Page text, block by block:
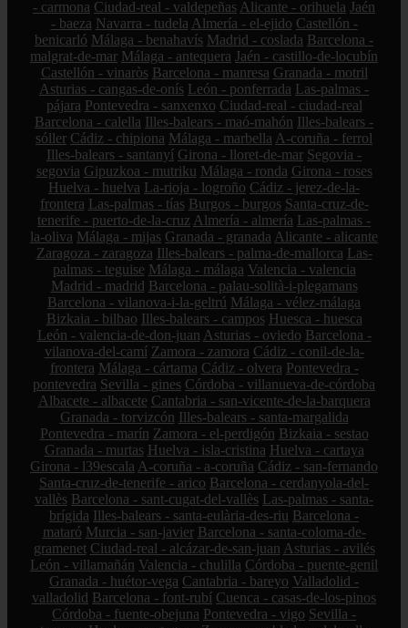
- carmona Ciudad-real - valdepeñas Alicante - orihuela Jaén
- baeza Navarra - tudela Almería - el-ejido Castellón -
benicarló Málaga - benahavís Madrid - coslada Barcelona -
malgrat-de-mar Málaga - antequera Jaén - castillo-de-locubín
Castellón - vinaròs Barcelona - manresa Granada - motril
Asturias - cangas-de-onís León - ponferrada Las-palmas -
pájara Pontevedra - sanxenxo Ciudad-real - ciudad-real
Barcelona - calella Illes-balears - maó-mahón Illes-balears -
sóller Cádiz - chipiona Málaga - marbella A-coruña - ferrol
Illes-balears - santanyí Girona - lloret-de-mar Segovia -
segovia Gipuzkoa - mutriku Málaga - ronda Girona - roses
Huelva - huelva La-rioja - logroño Cádiz - jerez-de-la-
frontera Las-palmas - tías Burgos - burgos Santa-cruz-de-
tenerife - puerto-de-la-cruz Almería - almería Las-palmas -
la-oliva Málaga - mijas Granada - granada Alicante - alicante
Zaragoza - zaragoza Illes-balears - palma-de-mallorca Las-
palmas - teguise Málaga - málaga Valencia - valencia
Madrid - madrid Barcelona - palau-solità-i-plegamans
Barcelona - vilanova-i-la-geltrú Málaga - vélez-málaga
Bizkaia - bilbao Illes-balears - campos Huesca - huesca
León - valencia-de-don-juan Asturias - oviedo Barcelona -
vilanova-del-camí Zamora - zamora Cádiz - conil-de-la-
frontera Málaga - cártama Cádiz - olvera Pontevedra -
pontevedra Sevilla - gines Córdoba - villanueva-de-córdoba
Albacete - albacete Cantabria - san-vicente-de-la-barquera
Granada - torvizcón Illes-balears - santa-margalida
Pontevedra - marín Zamora - el-perdigón Bizkaia - sestao
Granada - murtas Huelva - isla-cristina Huelva - cartaya
Girona - l39escala A-coruña - a-coruña Cádiz - san-fernando
Santa-cruz-de-tenerife - arico Barcelona - cerdanyola-del-
vallès Barcelona - sant-cugat-del-vallès Las-palmas - santa-
brígida Illes-balears - santa-eulària-des-riu Barcelona -
mataró Murcia - san-javier Barcelona - santa-coloma-de-
gramenet Ciudad-real - alcázar-de-san-juan Asturias - avilés
León - villamañán Valencia - chulilla Córdoba - puente-genil
Granada - huétor-vega Cantabria - bareyo Valladolid -
valladolid Barcelona - font-rubí Cuenca - casas-de-los-pinos
Córdoba - fuente-obejuna Pontevedra - vigo Sevilla -